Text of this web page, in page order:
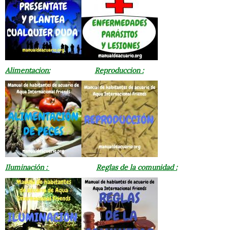
Alimentacion: Reproduccion :
Iluminación : Reglas de la comunidad :